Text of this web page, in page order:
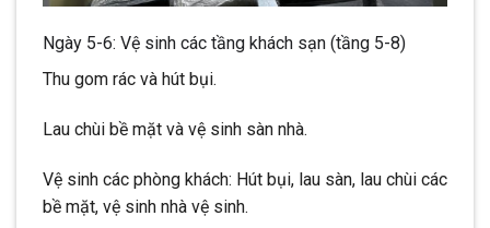
Ngày 5-6: Vệ sinh các tầng khách sạn (tầng 5-8)
Thu gom rác và hút bụi.
Lau chùi bề mặt và vệ sinh sàn nhà.
Vệ sinh các phòng khách: Hút bụi, lau sàn, lau chùi các
bề mặt, vệ sinh nhà vệ sinh.